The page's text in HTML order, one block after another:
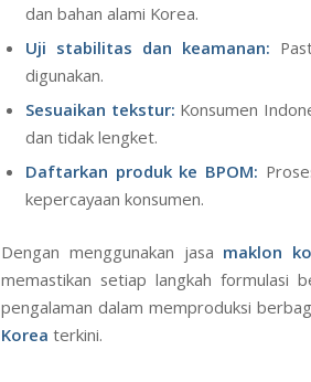
dan bahan alami Korea.
Uji stabilitas dan keamanan:
digunakan.
Sesuaikan tekstur: Konsumen
dan tidak lengket.
Daftarkan produk ke BPOM:
kepercayaan konsumen.
Dengan menggunakan jasa maklon
memastikan setiap langkah formulasi
pengalaman dalam memproduksi
Korea terkini.